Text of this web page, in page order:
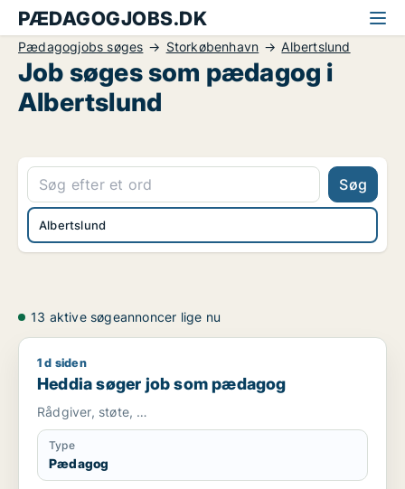
PÆDAGOGJOBS.DK
Pædagogjobs søges Storkøbenhavn Albertslund
Job søges som pædagog i
Albertslund
Søg
Albertslund
13 aktive søgeannoncer lige nu
Heddia søger job som pædagog
1 d siden
Heddia søger job som pædagog
Rådgiver, støte, …
Type
Pædagog